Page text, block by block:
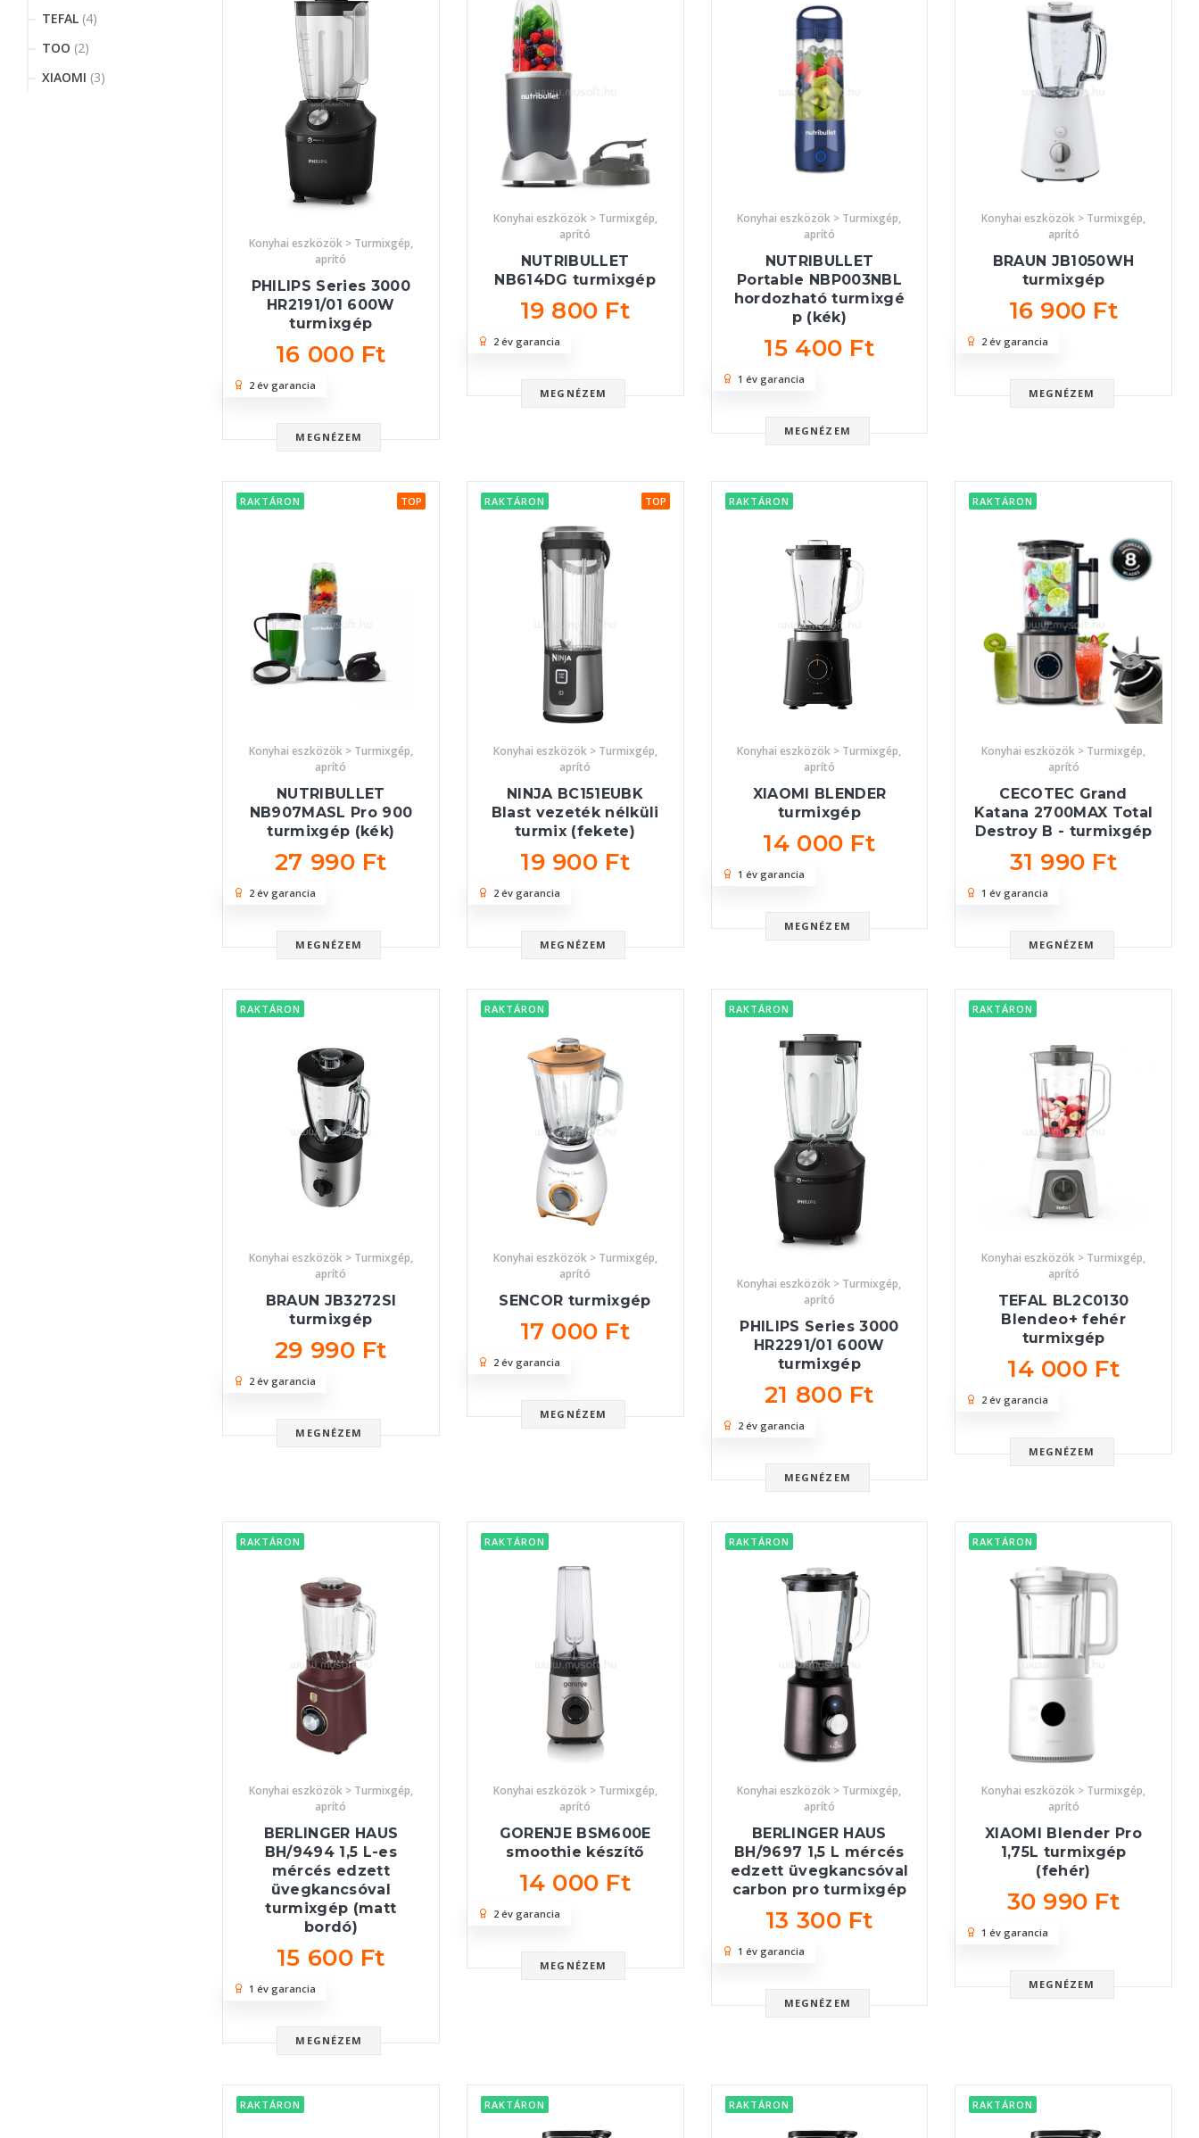
TEFAL (4)
TOO (2)
XIAOMI (3)
Konyhai eszközök > Turmixgép,
aprító
PHILIPS Series 3000
HR2191/01 600W
turmixgép
16 000 Ft
MEGNÉZEM
2 év garancia
Konyhai eszközök > Turmixgép,
aprító
NUTRIBULLET
NB614DG turmixgép
19 800 Ft
MEGNÉZEM
2 év garancia
Konyhai eszközök > Turmixgép,
aprító
NUTRIBULLET
Portable NBP003NBL
hordozható turmixgé
p (kék)
15 400 Ft
MEGNÉZEM
1 év garancia
Konyhai eszközök > Turmixgép,
aprító
BRAUN JB1050WH
turmixgép
16 900 Ft
MEGNÉZEM
2 év garancia
RAKTÁRON TOP
Konyhai eszközök > Turmixgép,
aprító
NUTRIBULLET
NB907MASL Pro 900
turmixgép (kék)
27 990 Ft
MEGNÉZEM
2 év garancia
RAKTÁRON TOP
Konyhai eszközök > Turmixgép,
aprító
NINJA BC151EUBK
Blast vezeték nélküli
turmix (fekete)
19 900 Ft
MEGNÉZEM
2 év garancia
RAKTÁRON
Konyhai eszközök > Turmixgép,
aprító
XIAOMI BLENDER
turmixgép
14 000 Ft
MEGNÉZEM
1 év garancia
RAKTÁRON
Konyhai eszközök > Turmixgép,
aprító
CECOTEC Grand
Katana 2700MAX Total
Destroy B - turmixgép
31 990 Ft
MEGNÉZEM
1 év garancia
RAKTÁRON
Konyhai eszközök > Turmixgép,
aprító
BRAUN JB3272SI
turmixgép
29 990 Ft
MEGNÉZEM
2 év garancia
RAKTÁRON
Konyhai eszközök > Turmixgép,
aprító
SENCOR turmixgép
17 000 Ft
MEGNÉZEM
2 év garancia
RAKTÁRON
Konyhai eszközök > Turmixgép,
aprító
PHILIPS Series 3000
HR2291/01 600W
turmixgép
21 800 Ft
MEGNÉZEM
2 év garancia
RAKTÁRON
Konyhai eszközök > Turmixgép,
aprító
TEFAL BL2C0130
Blendeo+ fehér
turmixgép
14 000 Ft
MEGNÉZEM
2 év garancia
RAKTÁRON
Konyhai eszközök > Turmixgép,
aprító
BERLINGER HAUS
BH/9494 1,5 L-es
mércés edzett
üvegkancsóval
turmixgép (matt
bordó)
15 600 Ft
MEGNÉZEM
1 év garancia
RAKTÁRON
Konyhai eszközök > Turmixgép,
aprító
GORENJE BSM600E
smoothie készítő
14 000 Ft
MEGNÉZEM
2 év garancia
RAKTÁRON
Konyhai eszközök > Turmixgép,
aprító
BERLINGER HAUS
BH/9697 1,5 L mércés
edzett üvegkancsóval
carbon pro turmixgép
13 300 Ft
MEGNÉZEM
1 év garancia
RAKTÁRON
Konyhai eszközök > Turmixgép,
aprító
XIAOMI Blender Pro
1,75L turmixgép
(fehér)
30 990 Ft
MEGNÉZEM
1 év garancia
RAKTÁRON RAKTÁRON RAKTÁRON RAKTÁRON